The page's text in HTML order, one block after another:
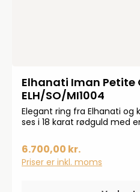
Elhanati Iman Petite
ELH/SO/MI1004
Elegant ring fra Elhanati og
ses i 18 karat rødguld med
6.700,00 kr.
Priser er inkl. moms